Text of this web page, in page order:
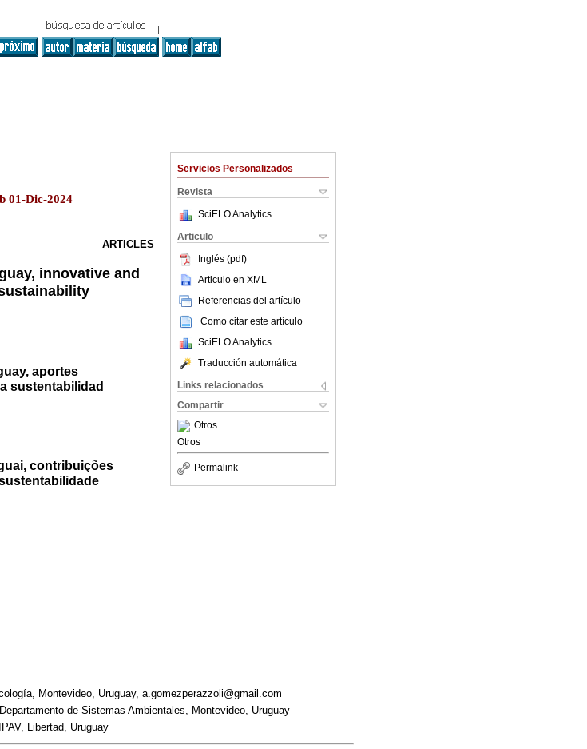
Servicios Personalizados
Revista
SciELO Analytics
Articulo
Inglés (pdf)
Articulo en XML
Referencias del artículo
Como citar este artículo
SciELO Analytics
Traducción automática
Links relacionados
Compartir
Otros
Otros
Permalink
01-Dic-2024
ARTICLES
innovative and
aportes
sustentabilidad
contribuições
Montevideo, Uruguay, a.gomezperazzoli@gmail.com
de Sistemas Ambientales, Montevideo, Uruguay
Libertad, Uruguay